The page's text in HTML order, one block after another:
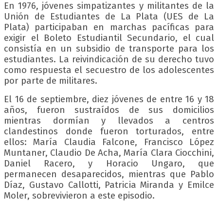
En 1976, jóvenes simpatizantes y militantes de la
Unión de Estudiantes de La Plata (UES de La
Plata) participaban en marchas pacíficas para
exigir el Boleto Estudiantil Secundario, el cual
consistía en un subsidio de transporte para los
estudiantes. La reivindicación de su derecho tuvo
como respuesta el secuestro de los adolescentes
por parte de militares.
El 16 de septiembre, diez jóvenes de entre 16 y 18
años, fueron sustraídos de sus domicilios
mientras dormían y llevados a centros
clandestinos donde fueron torturados, entre
ellos: María Claudia Falcone, Francisco López
Muntaner, Claudio De Acha, María Clara Ciocchini,
Daniel Racero, y Horacio Ungaro, que
permanecen desaparecidos, mientras que Pablo
Díaz, Gustavo Callotti, Patricia Miranda y Emilce
Moler, sobrevivieron a este episodio.